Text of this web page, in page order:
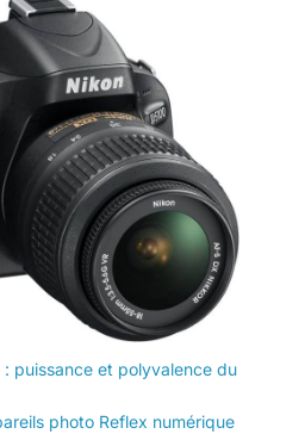
puissance et polyvalence du
photo Reflex numérique